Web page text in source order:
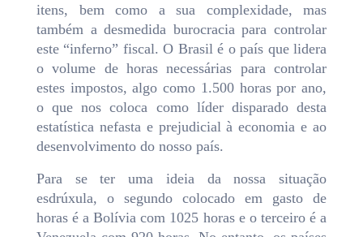
itens, bem como a sua complexidade, mas
também a desmedida burocracia para controlar
este “inferno” fiscal. O Brasil é o país que lidera
o volume de horas necessárias para controlar
estes impostos, algo como 1.500 horas por ano,
o que nos coloca como líder disparado desta
estatística nefasta e prejudicial à economia e ao
desenvolvimento do nosso país.
Para se ter uma ideia da nossa situação
esdrúxula, o segundo colocado em gasto de
horas é a Bolívia com 1025 horas e o terceiro é a